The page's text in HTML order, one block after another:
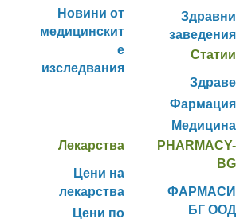
Новини от
медицинскит
е
изследвания
Здравни
заведения
Статии
Здраве
Фармация
Медицина
Лекарства
Цени на
лекарства
Цени по
PHARMACY-
BG
ФАРМАСИ
БГ ООД